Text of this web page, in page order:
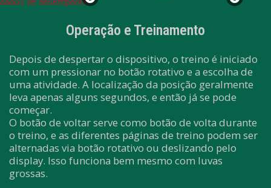
Operação e Treinamento
Depois de despertar o dispositivo, o treino é iniciado
com um pressionar no botão rotativo e a escolha de
uma atividade. A localização da posição geralmente
leva apenas alguns segundos, e então já se pode
começar.
O botão de voltar serve como botão de volta durante
o treino, e as diferentes páginas de treino podem ser
alternadas via botão rotativo ou deslizando pelo
display. Isso funciona bem mesmo com luvas
grossas.